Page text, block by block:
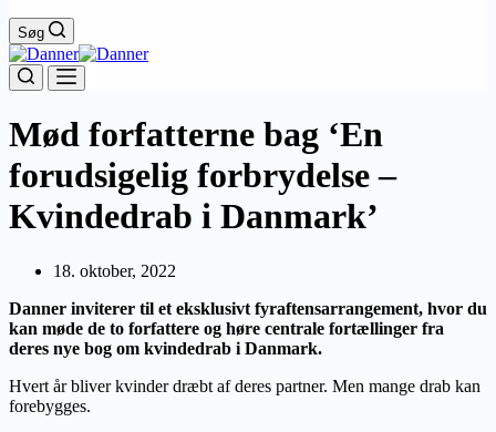
Søg
Mød forfatterne bag ‘En
forudsigelig forbrydelse –
Kvindedrab i Danmark’
18. oktober, 2022
Danner inviterer til et eksklusivt fyraftensarrangement, hvor du
kan møde de to forfattere og høre centrale fortællinger fra
deres nye bog om kvindedrab i Danmark.
Hvert år bliver kvinder dræbt af deres partner. Men mange drab kan
forebygges.